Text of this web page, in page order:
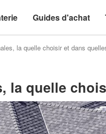
Guides d'achat
la quelle choisir et dans
la quelle